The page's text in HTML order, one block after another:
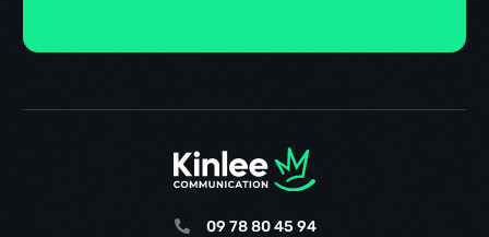
09 78 80 45 94